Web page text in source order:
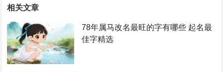
相关文章
78年属马改名最旺的字有哪些 起名最
佳字精选